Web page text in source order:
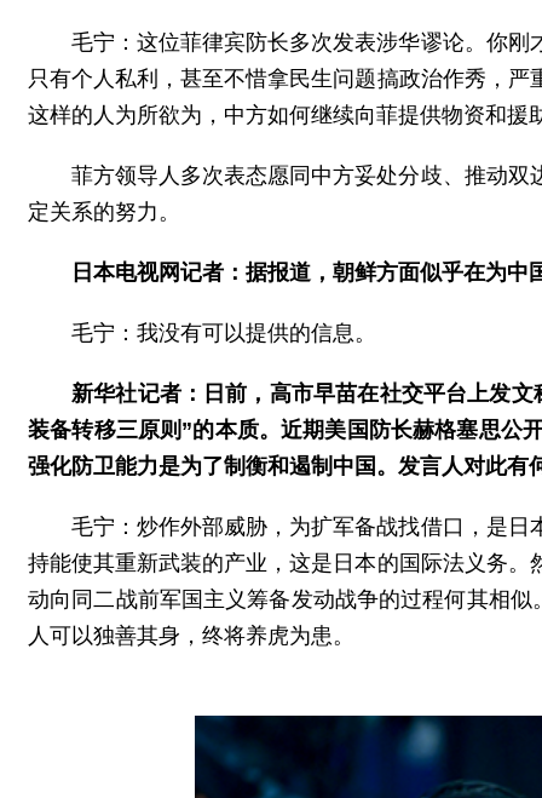
毛宁：这位菲律宾防长多次发表涉华谬论。你
只有个人私利，甚至不惜拿民生问题搞政治作秀，
这样的人为所欲为，中方如何继续向菲提供物资和
菲方领导人多次表态愿同中方妥处分歧、推动
定关系的努力。
日本电视网记者：据报道，朝鲜方面似乎在为
毛宁：我没有可以提供的信息。
新华社记者：日前，高市早苗在社交平台上发
装备转移三原则”的本质。近期美国防长赫格塞思公
强化防卫能力是为了制衡和遏制中国。发言人对此有
毛宁：炒作外部威胁，为扩军备战找借口，是
持能使其重新武装的产业，这是日本的国际法义务
动向同二战前军国主义筹备发动战争的过程何其相
人可以独善其身，终将养虎为患。